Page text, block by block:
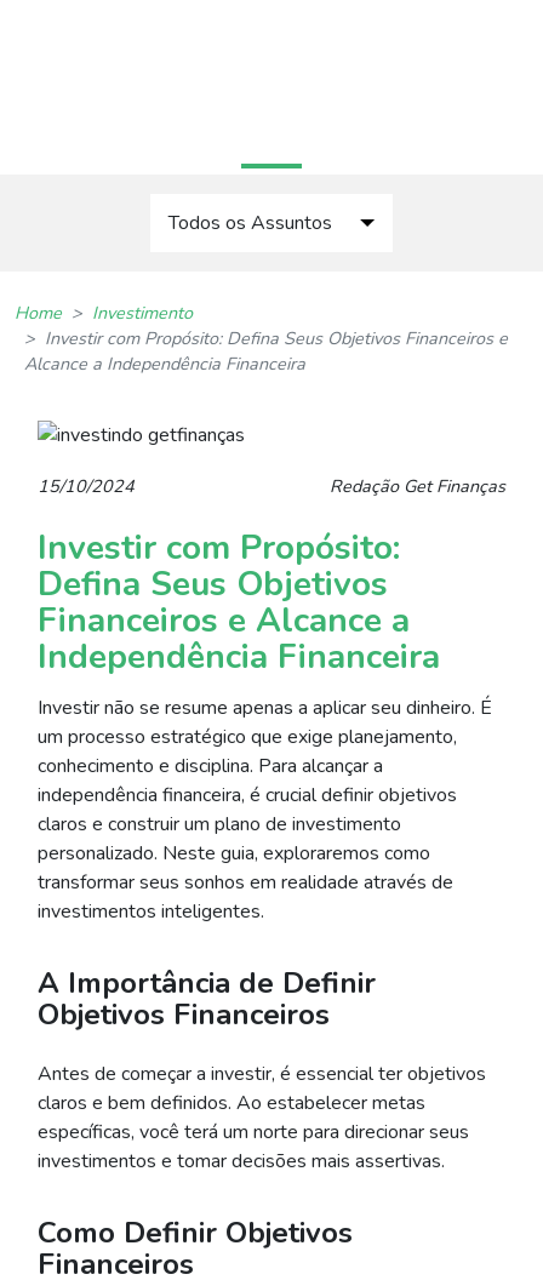
Todos os Assuntos
Gestão de Dívidas
Investimento
Home
Investimento
Investir com Propósito: Defina Seus Objetivos Financeiros e
Alcance a Independência Financeira
15/10/2024 Redação Get Finanças
Investir com Propósito:
Defina Seus Objetivos
Financeiros e Alcance a
Independência Financeira
Investir não se resume apenas a aplicar seu dinheiro. É
um processo estratégico que exige planejamento,
conhecimento e disciplina. Para alcançar a
independência financeira, é crucial definir objetivos
claros e construir um plano de investimento
personalizado. Neste guia, exploraremos como
transformar seus sonhos em realidade através de
investimentos inteligentes.
A Importância de Definir
Objetivos Financeiros
Antes de começar a investir, é essencial ter objetivos
claros e bem definidos. Ao estabelecer metas
específicas, você terá um norte para direcionar seus
investimentos e tomar decisões mais assertivas.
Como Definir Objetivos
Financeiros